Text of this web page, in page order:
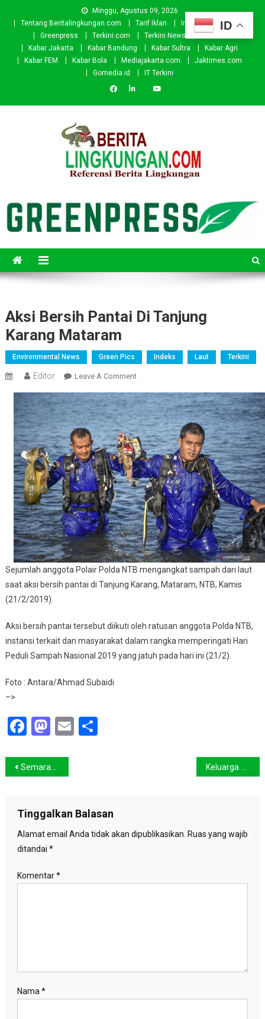
Minggu, Agustus 09, 2026
Tentang Beritalingkungan.com
Tarif Iklan Investor
Donasi
Greenpress
Terkini.com Terkini News
Kabar.id
Kabar Jakarta
Kabar Bandung Kabar Sultra
Kabar Agri
Kabar FEM
Kabar Bola Mediajakarta.com
Jaktimes.com
Gomedia.id
IT Terkini
Aksi Bersih Pantai Di Tanjung
Karang Mataram
Environmental News Green Pics Indeks Laut Terkini
Editor Leave A CommentOn
Bersih
Pantai
Di
Tanjung
Karang
Mataram
Sejumlah anggota Polair Polda NTB mengangkat sampah dari laut
saat aksi bersih pantai di Tanjung Karang, Mataram, NTB, Kamis
(21/2/2019).
Aksi bersih pantai tersebut diikuti oleh ratusan anggota Polda NTB,
instansi terkait dan masyarakat dalam rangka memperingati Hari
Peduli Sampah Nasional 2019 yang jatuh pada hari ini (21/2).
Foto : Antara/Ahmad Subaidi
–>
Facebook
Mastodon
EmailShare
Navigasi
Semarak Peringatan Hari Peduli Sampah Nasional di Palu
Tinggalkan Balasan
Alamat email Anda tidak akan dipublikasikan. Ruas yang wajib
ditandai *
Komentar*
Nama *
ID